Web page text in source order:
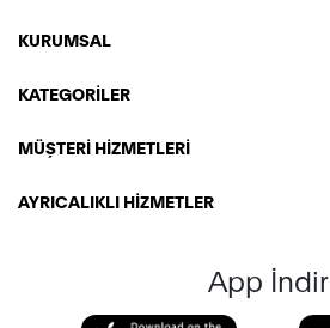
KURUMSAL
KATEGORİLER
MÜŞTERİ HİZMETLERİ
AYRICALIKLI HİZMETLER
App İndir